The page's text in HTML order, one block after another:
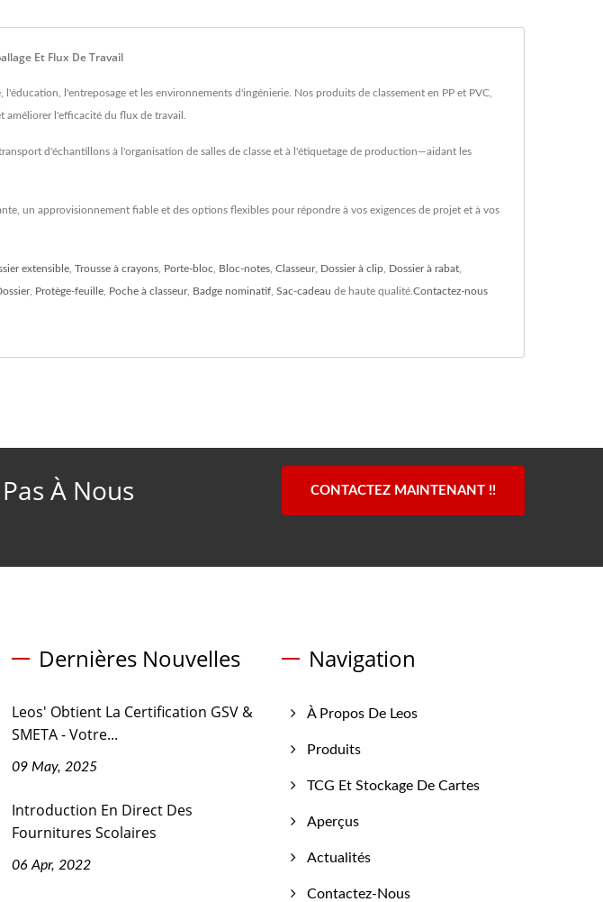
Et Flux De Travail
l'entreposage et les environnements d'ingénierie. Nos produits de classement en PP et PVC,
l'efficacité du flux de travail.
d'échantillons à l'organisation de salles de classe et à l'étiquetage de production—aidant les
un approvisionnement fiable et des options flexibles pour répondre à vos exigences de projet et à vos
extensible Trousse à crayons Porte-bloc Bloc-notes Classeur, Dossier à clip Dossier à rabat
, Protège-feuille Poche à classeur, Badge nominatif Sac-cadeau de haute qualité. Contactez-nous
À Nous
CONTACTEZ MAINTENANT !!
Dernières Nouvelles
Leos' Obtient La Certification GSV &
SMETA - Votre...
09 May, 2025
Introduction En Direct Des
Fournitures Scolaires
06 Apr, 2022
Navigation
À Propos De Leos
Produits
TCG Et Stockage De Cartes
Aperçus
Actualités
Contactez-Nous